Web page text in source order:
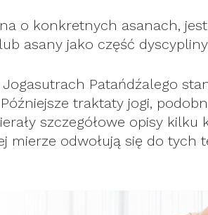
o konkretnych asanach,
asany jako część
Jogasutrach Patańdźalego
traktaty jogi,
szczegółowe opisy
mierze odwołują się do tych